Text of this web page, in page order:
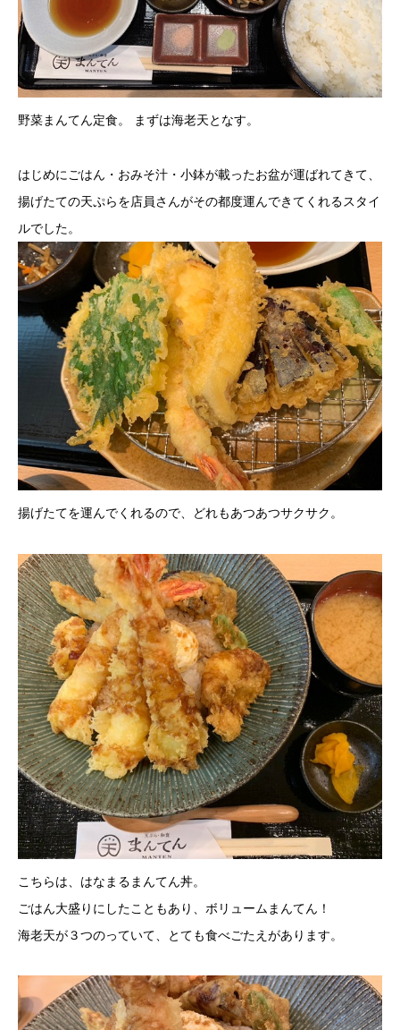
野菜まんてん定食。 まずは海老天となす。
はじめにごはん・おみそ汁・小鉢が載ったお盆が運ばれてきて、
揚げたての天ぷらを店員さんがその都度運んできてくれるスタイ
ルでした。
揚げたてを運んでくれるので、どれもあつあつサクサク。
こちらは、はなまるまんてん丼。
ごはん大盛りにしたこともあり、ボリュームまんてん！
海老天が３つのっていて、とても食べごたえがあります。